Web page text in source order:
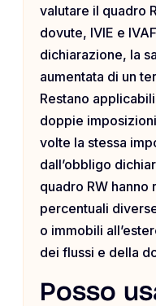
valutare il quadro
dovute, IVIE e
dichiarazione, la
aumentata di un
Restano
doppie
volte la stessa
dall’obbligo
quadro RW
percentuali
o immobili
dei flussi e della
Posso